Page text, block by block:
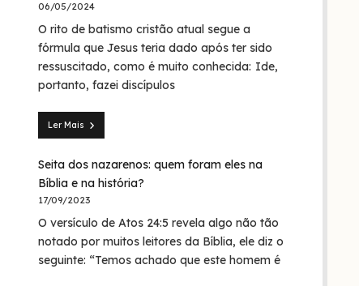
06/05/2024
O rito de batismo cristão atual segue a
fórmula que Jesus teria dado após ter sido
ressuscitado, como é muito conhecida: Ide,
portanto, fazei discípulos
Ler Mais
Mateus
O
batismo
de
era
em
nome
da
Seita dos nazarenos: quem foram eles na
Bíblia e na história?
17/09/2023
O versículo de Atos 24:5 revela algo não tão
notado por muitos leitores da Bíblia, ele diz o
seguinte: “Temos achado que este homem é